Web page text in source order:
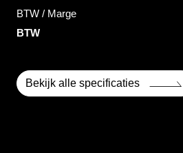
BTW / Marge
BTW
Bekijk alle specificaties